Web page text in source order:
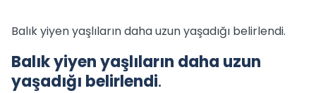
Balık yiyen yaşlıların daha uzun yaşadığı belirlendi.
Balık yiyen yaşlıların daha uzun
yaşadığı belirlendi.